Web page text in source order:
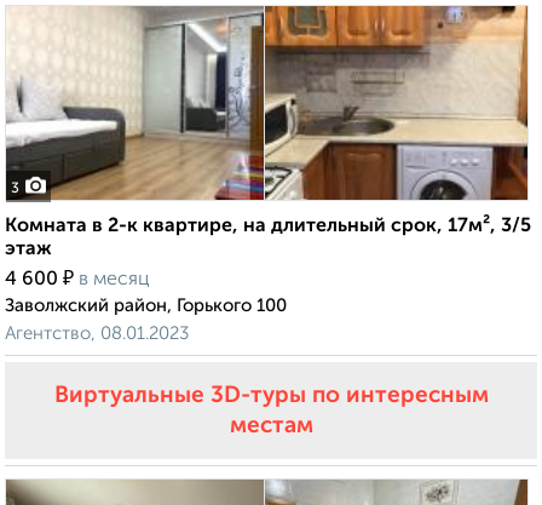
3
Комната в 2-к квартире, на длительный срок, 17м², 3/5
этаж
4 600 ₽ в месяц
Заволжский район, Горького 100
Агентство, 08.01.2023
Виртуальные 3D-туры по интересным
местам